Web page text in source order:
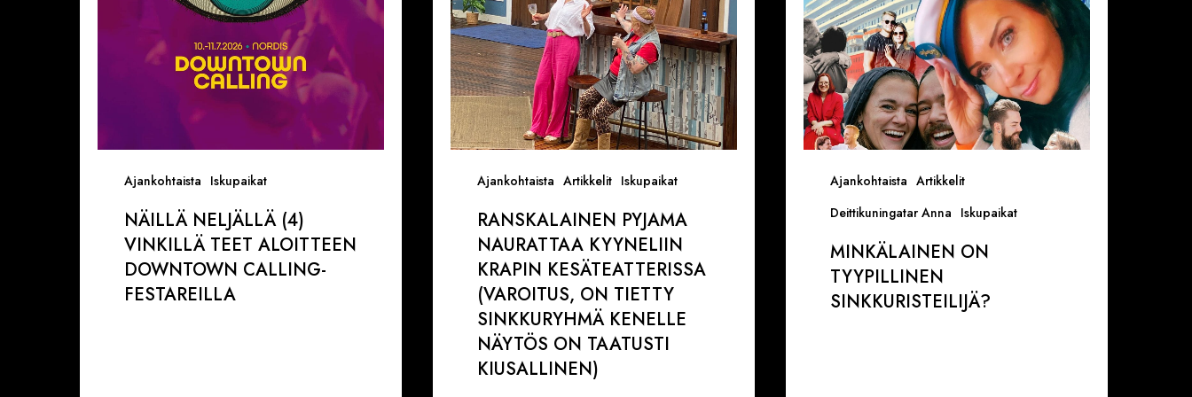
Ajankohtaista Iskupaikat
Calling-
NÄILLÄ NELJÄLLÄ (4)
VINKILLÄ TEET ALOITTEEN
DOWNTOWN CALLING-
FESTAREILLA
Ajankohtaista Artikkelit Iskupaikat
(VAROITUS,
ON
TIETTY
SINKKURYHMÄ
KENELLE
NÄYTÖS
ON
TAATUSTI
RANSKALAINEN PYJAMA
NAURATTAA KYYNELIIN
KRAPIN KESÄTEATTERISSA
(VAROITUS, ON TIETTY
SINKKURYHMÄ KENELLE
NÄYTÖS ON TAATUSTI
KIUSALLINEN)
Ajankohtaista Artikkelit
Deittikuningatar Anna Iskupaikat
MINKÄLAINEN ON
TYYPILLINEN
SINKKURISTEILIJÄ?